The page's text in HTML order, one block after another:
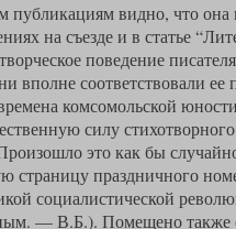
видно, что она
на съезде и в статье
поведение
вполне соответствовали
комсомольской
силу
это как бы
страницу праздничного
социалистической
— В.Б.). Помещено также